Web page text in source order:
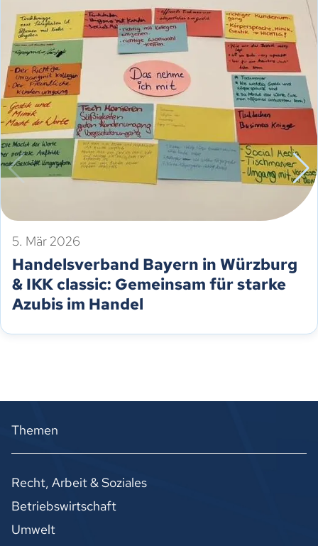
5. Mär 2026
Handelsverband Bayern in Würzburg
& IKK classic: Gemeinsam für starke
Azubis im Handel
Themen
Recht, Arbeit & Soziales
Betriebswirtschaft
Umwelt